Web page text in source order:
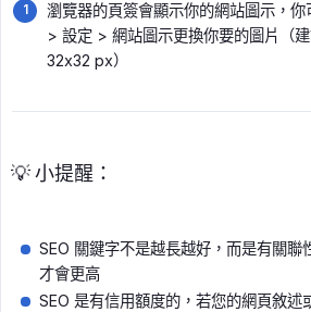
瀏覽器的頁簽會顯示你的網站圖示，
> 設定 > 網站圖示更換你要的圖片（
32x32 px）
💡 小提醒：
SEO 關鍵字不是越長越好，而是有關聯
才會更高
SEO 是有信用額度的，若您的網頁敘述